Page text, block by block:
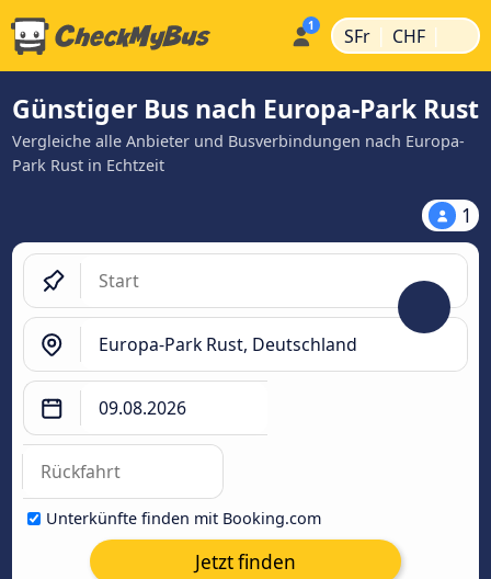
SFr | CHF |
Günstiger Bus nach Europa-Park Rust
Vergleiche alle Anbieter und Busverbindungen nach Europa-
Park Rust in Echtzeit
1
Unterkünfte finden mit Booking.com
Jetzt finden